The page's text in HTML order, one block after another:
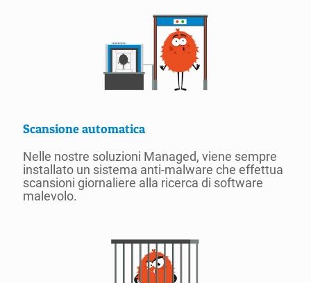
Scansione automatica
Nelle nostre soluzioni Managed, viene sempre
installato un sistema anti-malware che effettua
scansioni giornaliere alla ricerca di software
malevolo.